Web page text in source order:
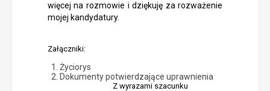
więcej na rozmowie i dziękuję za rozważenie
mojej kandydatury.
Załączniki:
Życiorys
Dokumenty potwierdzające uprawnienia
Z wyrazami szacunku